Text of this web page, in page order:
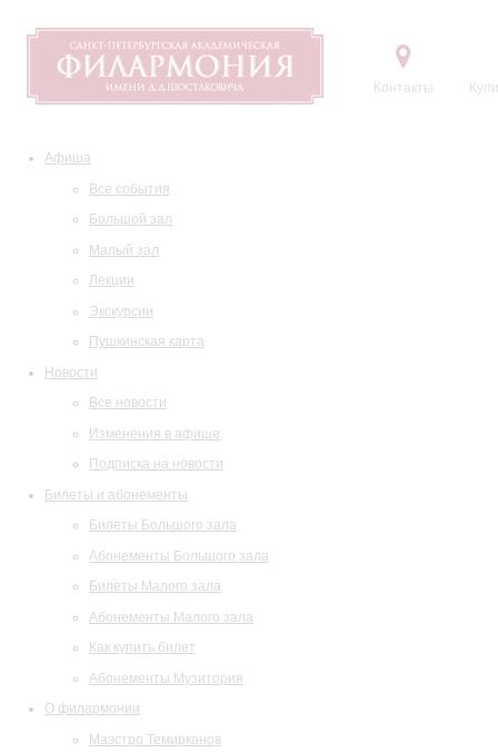
Контакты
Афиша
Все события
Большой зал
Малый зал
Лекции
Экскурсии
Пушкинская карта
Новости
Все новости
Изменения в афише
Подписка на новости
Билеты и абонементы
Билеты Большого зала
Абонементы Большого зала
Билеты Малого зала
Абонементы Малого зала
Как купить билет
Абонементы Музитория
О филармонии
Маэстро Темирканов